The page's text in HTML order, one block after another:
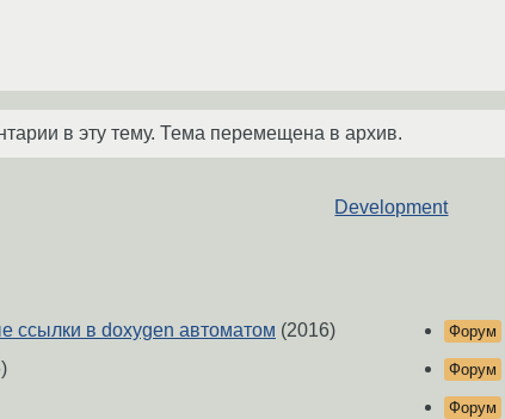
в эту тему. Тема перемещена в архив.
Development
ссылки в doxygen автоматом (2016) Форум
Форум
Форум